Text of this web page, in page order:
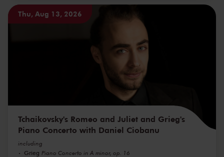
Thu, Aug 13, 2026
Tchaikovsky's Romeo and Juliet and Grieg's
Piano Concerto with Daniel Ciobanu
including
Grieg Piano Concerto in A minor, op. 16